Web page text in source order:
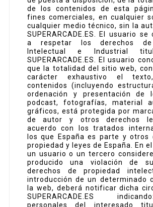
de los contenidos de esta
fines comerciales, en cualquier
cualquier medio técnico, sin la
SUPERARCADE.ES. El usuario
a respetar los derechos de
Intelectual e Industrial
SUPERARCADE.ES. El usuario
que la totalidad del sitio web,
carácter exhaustivo el
contenidos (incluyendo
ordenación y presentación de
podcast, fotografías, material
gráficos, está protegida por
de autor y otros derechos
acuerdo con los tratados
los que España es parte y otros
propiedad y leyes de España. En
un usuario o un tercero
producido una violación de
derechos de propiedad
introducción de un determinado
la web, deberá notificar dicha
SUPERARCADE.ES
personales del interesado